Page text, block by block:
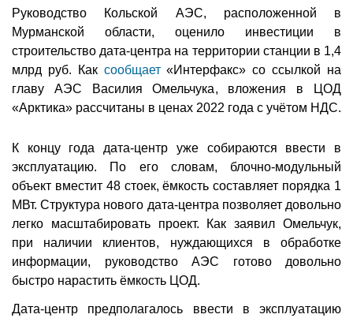
Руководство Кольской АЭС, расположенной в
Мурманской области, оценило инвестиции в
строительство дата-центра на территории станции в 1,4
млрд руб. Как сообщает«Интерфакс» со ссылкой на
главу АЭС Василия Омельчука, вложения в ЦОД
«Арктика» рассчитаны в ценах 2022 года с учётом НДС.
К концу года дата-центр уже собираются ввести в
эксплуатацию. По его словам, блочно-модульный
объект вместит 48 стоек, ёмкость составляет порядка 1
МВт. Структура нового дата-центра позволяет довольно
легко масштабировать проект. Как заявил Омельчук,
при наличии клиентов, нуждающихся в обработке
информации, руководство АЭС готово довольно
быстро нарастить ёмкость ЦОД.
Дата-центр предполагалось ввести в эксплуатацию